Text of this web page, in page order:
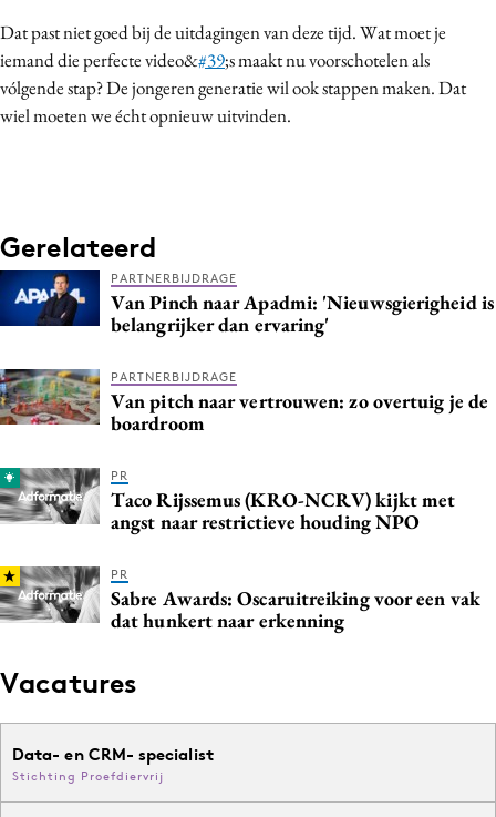
Dat past niet goed bij de uitdagingen van deze tijd. Wat moet je
iemand die perfecte video&#39;s maakt nu voorschotelen als
vólgende stap? De jongeren generatie wil ook stappen maken. Dat
wiel moeten we écht opnieuw uitvinden.
Gerelateerd
PARTNERBIJDRAGE
Van Pinch naar Apadmi: 'Nieuwsgierigheid is
belangrijker dan ervaring'
PARTNERBIJDRAGE
Van pitch naar vertrouwen: zo overtuig je de
boardroom
PR
Taco Rijssemus (KRO-NCRV) kijkt met
angst naar restrictieve houding NPO
PR
Sabre Awards: Oscaruitreiking voor een vak
dat hunkert naar erkenning
Vacatures
Data- en CRM- specialist
Stichting Proefdiervrij